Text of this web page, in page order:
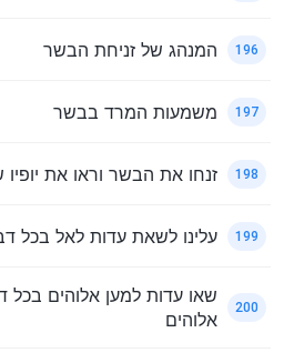
196 המנהג של זניחת הבשר
197 משמעות המרד בבשר
198 זנחו את הבשר וראו את
199 עלינו לשאת עדות לאל בכל
200
שאו עדות למען אלוהים
אלוהים